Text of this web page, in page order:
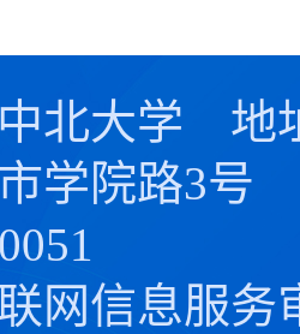
北大学 地
学院路3号
网信息服务